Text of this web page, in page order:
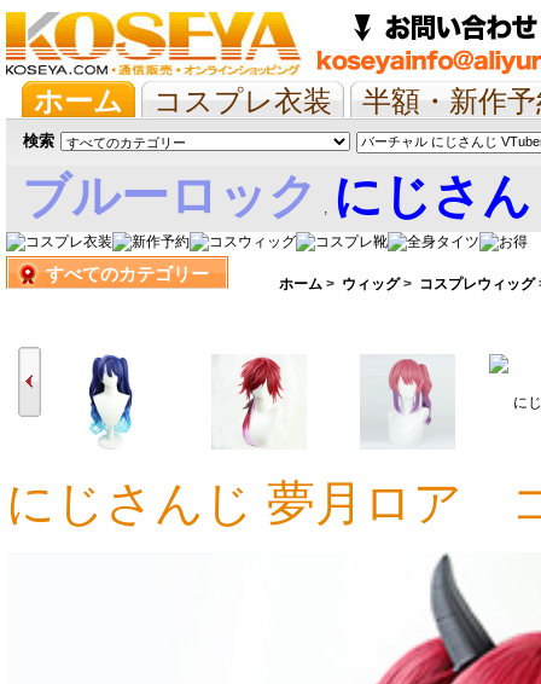
ホーム コスプレ衣装
半額・新作
抱き枕/布団/シーツ
ツイステ ウマ
検索
ブルーロック , にじさ
娘すべてのカテゴリー ホーム > ウィッグ> コスプレウィッグ
5,666円 4,407円 3,777円
にじさんじ 夢月ロア